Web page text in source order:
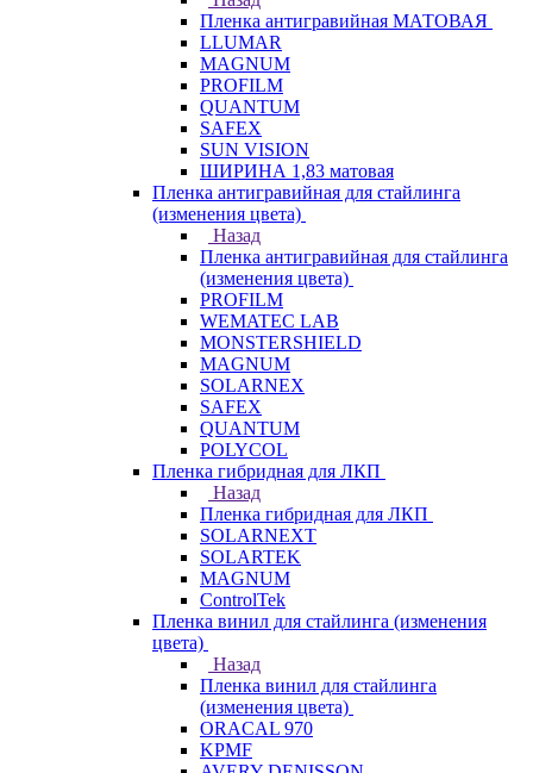
Пленка антигравийная МАТОВАЯ
LLUMAR
MAGNUM
PROFILM
QUANTUM
SAFEX
SUN VISION
ШИРИНА 1,83 матовая
Пленка антигравийная для стайлинга
(изменения цвета)
Назад
Пленка антигравийная для стайлинга
(изменения цвета)
PROFILM
WEMATEC LAB
MONSTERSHIELD
MAGNUM
SOLARNEX
SAFEX
QUANTUM
POLYCOL
Пленка гибридная для ЛКП
Назад
Пленка гибридная для ЛКП
SOLARNEXT
SOLARTEK
MAGNUM
ControlTek
Пленка винил для стайлинга (изменения
цвета)
Назад
Пленка винил для стайлинга
(изменения цвета)
ORACAL 970
KPMF